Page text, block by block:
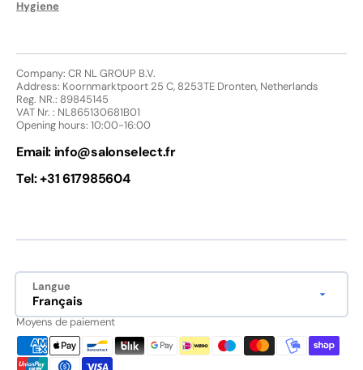
Hygiene
Company: CR NL GROUP B.V.
Address: Koornmarktpoort 25 C, 8253TE Dronten, Netherlands
Reg. NR.: 89845145
VAT Nr. : NL865130681B01
Opening hours: 10:00-16:00
Email: info@salonselect.fr
Tel: +31 617985604
Langue
Français
Moyens de paiement